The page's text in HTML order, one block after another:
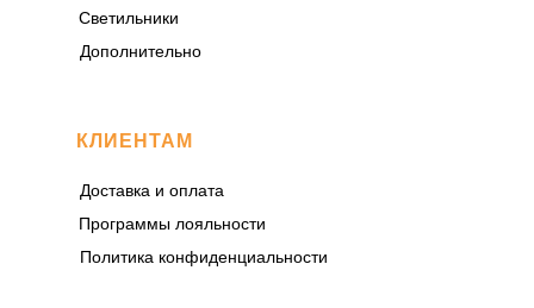
КЛИЕНТАМ
Доставка и оплата
Программы лояльности
Политика конфиденциальности
Светильники
Дополнительно